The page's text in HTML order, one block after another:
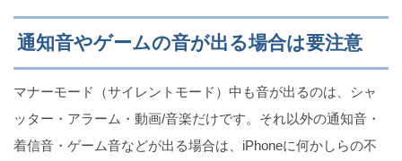
通知音やゲームの音が出る場合は要注意
マナーモード（サイレントモード）中も音が出るのは、シャ
ッター・アラーム・動画/音楽だけです。それ以外の通知音・
着信音・ゲーム音などが出る場合は、iPhoneに何かしらの不